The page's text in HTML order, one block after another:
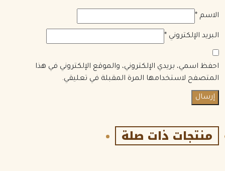
الاسم *
البريد الإلكتروني *
احفظ اسمي، بريدي الإلكتروني، والموقع الإلكتروني في هذا
المتصفح لاستخدامها المرة المقبلة في تعليقي.
منتجات ذات صلة